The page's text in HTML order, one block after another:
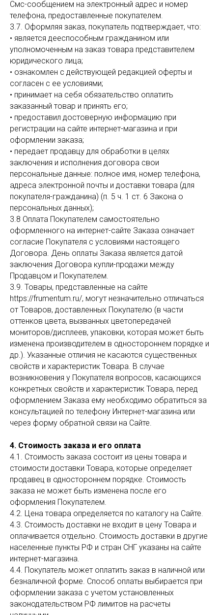
Смс-сообщением на электронный адрес и номер
телефона, предоставленные покупателем.
3.7. Оформляя заказ, покупатель подтверждает, что:
• является дееспособным гражданином или
уполномоченным на заказ товара представителем
юридического лица;
• ознакомлен с действующей редакцией оферты и
согласен с ее условиями;
• принимает на себя обязательство оплатить
заказанный товар и принять его;
• предоставил достоверную информацию при
регистрации на сайте интернет-магазина и при
оформлении заказа;
• передает продавцу для обработки в целях
заключения и исполнения договора свои
персональные данные: полное имя, номер телефона,
адреса электронной почты и доставки товара (для
покупателя-гражданина) (п. 5 ч. 1 ст. 6 Закона о
персональных данных);
3.8 Оплата Покупателем самостоятельно
оформленного на интернет-сайте Заказа означает
согласие Покупателя с условиями настоящего
Договора. День оплаты Заказа является датой
заключения Договора купли-продажи между
Продавцом и Покупателем.
3.9. Товары, представленные на сайте
https://frumentum.ru/, могут незначительно отличаться
от Товаров, доставленных Покупателю (в части
оттенков цвета, вызванных цветопередачей
мониторов/дисплеев, упаковки, которая может быть
изменена производителем в одностороннем порядке и
др.). Указанные отличия не касаются существенных
свойств и характеристик Товара. В случае
возникновения у Покупателя вопросов, касающихся
конкретных свойств и характеристик Товара, перед
оформлением Заказа ему необходимо обратиться за
консультацией по телефону Интернет-магазина или
через форму обратной связи на Сайте.
4. Стоимость заказа и его оплата
4.1. Стоимость заказа состоит из цены товара и
стоимости доставки Товара, которые определяет
продавец в одностороннем порядке. Стоимость
заказа не может быть изменена после его
оформления Покупателем.
4.2. Цена товара определяется по каталогу на Сайте.
4.3. Стоимость доставки не входит в цену Товара и
оплачивается отдельно. Стоимость доставки в другие
населенные пункты РФ и стран СНГ указаны на сайте
интернет-магазина.
4.4. Покупатель может оплатить заказ в наличной или
безналичной форме. Способ оплаты выбирается при
оформлении заказа с учетом установленных
законодательством РФ лимитов на расчеты